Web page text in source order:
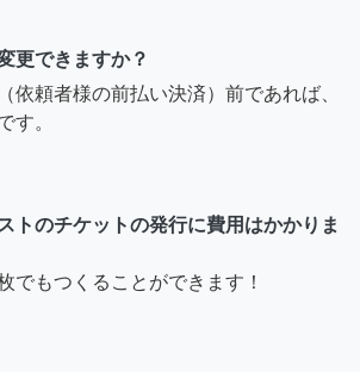
更できますか？
依頼者様の前払い決済）前であれば、
す。
トのチケットの発行に費用はかかりま
でもつくることができます！